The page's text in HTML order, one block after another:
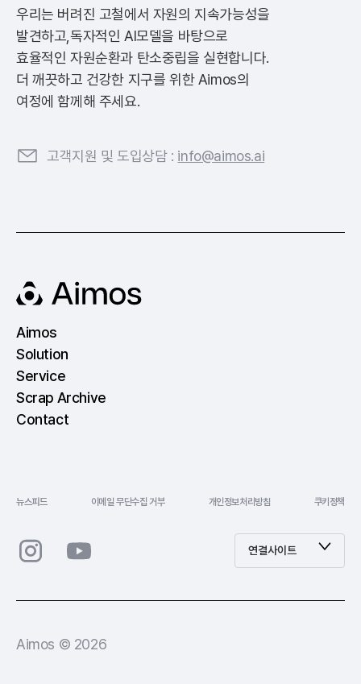
우리는 버려진 고철에서 자원의 지속가능성을
발견하고, 독자적인 AI모델을 바탕으로
효율적인 자원순환과 탄소중립을 실현합니다.
더 깨끗하고 건강한 지구를 위한 Aimos의
여정에 함께해 주세요.
고객지원 및 도입상담 : info@aimos.ai
Aimos
Solution
Service
Scrap Archive
Contact
뉴스피드 이메일 무단수집 거부 개인정보처리방침 쿠키정책
연결사이트
Aimos © 2026